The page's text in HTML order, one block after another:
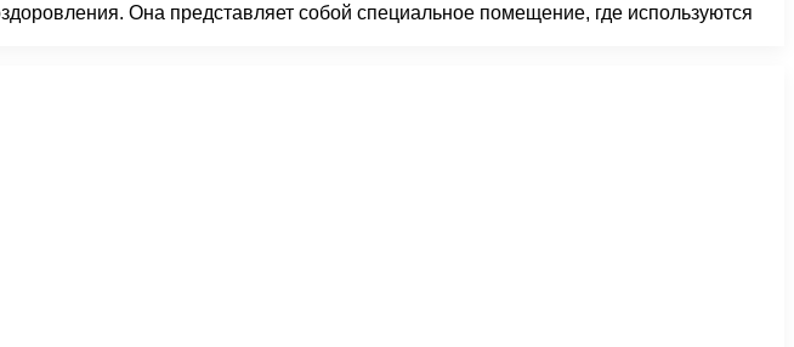
Она представляет собой специальное помещение, где используются